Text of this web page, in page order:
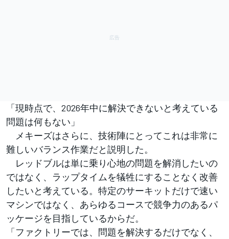
「現時点で、2026年中に解決できないと考えている
問題は何もない」
メキーズはさらに、技術陣にとってこれは非常に
難しいバランス作業だと説明した。
レッドブルは単に乗り心地の問題を解消したいの
ではなく、ラップタイムを犠牲にすることなく改善
したいと考えている。特定のサーキットだけで速い
マシンではなく、あらゆるコースで競争力のあるパ
ッケージを目指しているからだ。
「ファクトリーでは、問題を解決するだけでなく、